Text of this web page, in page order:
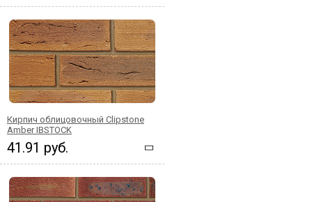
Кирпич облицовочный Clipstone
Amber IBSTOCK
41.91 руб.